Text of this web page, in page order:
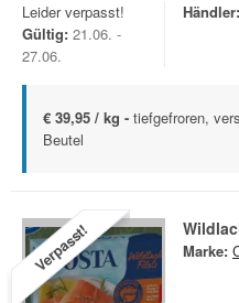
Leider verpasst!
Gültig: 21.06. -
27.06.
Händler:
€ 39,95 / kg - tiefgefroren,
Beutel
Verpasst! Marke: